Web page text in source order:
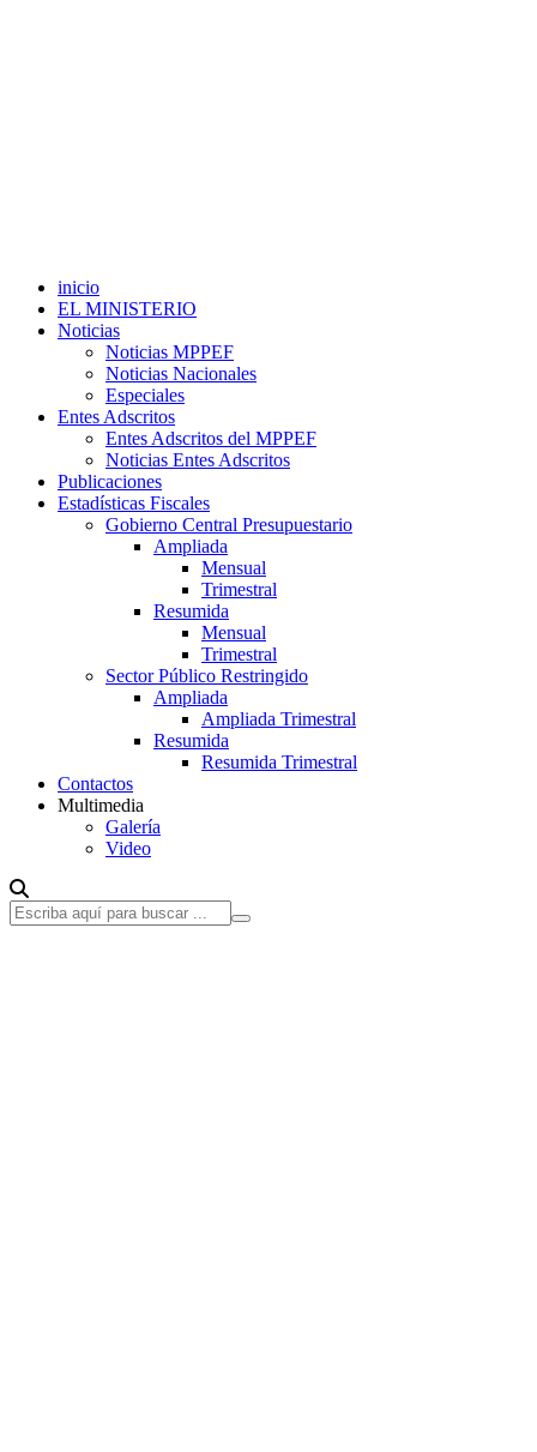
inicio
EL MINISTERIO
Noticias
Noticias MPPEF
Noticias Nacionales
Especiales
Entes Adscritos
Entes Adscritos del MPPEF
Noticias Entes Adscritos
Publicaciones
Estadísticas Fiscales
Gobierno Central Presupuestario
Ampliada
Mensual
Trimestral
Resumida
Mensual
Trimestral
Sector Público Restringido
Ampliada
Ampliada Trimestral
Resumida
Resumida Trimestral
Contactos
Multimedia
Galería
Video